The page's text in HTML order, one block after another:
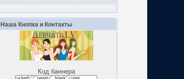
Наша Кнопка и Контакты
Код баннера